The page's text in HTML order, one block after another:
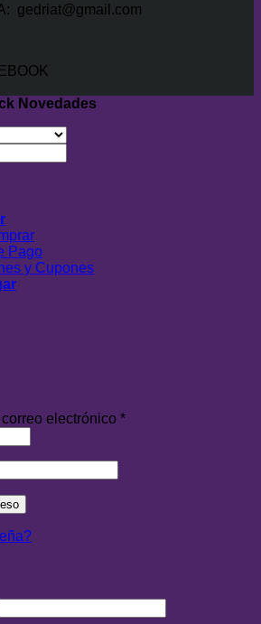
gedriat@gmail.com
Novedades
Pago
y Cupones
electrónico *